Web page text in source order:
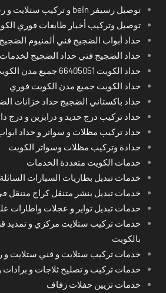
توصيل رسيفر bein و تركيب ستلايت و رسيفرات في الكويت
توصيل وتركيب أخبار طابعات فوري
حداد أبواب الضجيج فني ألمنيوم
حداد الضجيج فني حداد الضجيج
حداد الكويت 66405051 جميع مدن الكويت
حداد الكويت جميع مدن الكويت فوري
حداد باكستاني الضجيج حداد خزانات
حداد تركيب درج حديد و درابزين و درج
حداد تركيب مظلات و سواتر و حداد
حدادة وتركيب مظلات وسواتر الكويت
خدمات الكويت متعددة الخدمات
خدمات تبديل بطاريات السيارات
خدمات تبديل بنشر متنقل كراج متنقل
خدمات تبديل تواير و عجلات واطارات
خدمات تركيب ستلايت مركزي و تمديد
بالكويت
خدمات تركيب ستلايت و فني ستلايت و
خدمات تركيب و تصليح ثلاجات و
خدمات تزيين حفلات زفاف